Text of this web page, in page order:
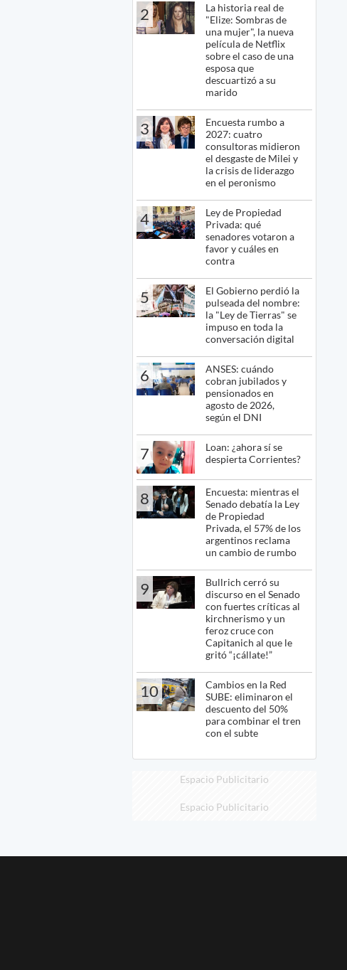
2
La historia real de
"Elize: Sombras de
una mujer", la nueva
película de Netflix
sobre el caso de una
esposa que
descuartizó a su
marido
3
Encuesta rumbo a
2027: cuatro
consultoras midieron
el desgaste de Milei y
la crisis de liderazgo
en el peronismo
4
Ley de Propiedad
Privada: qué
senadores votaron a
favor y cuáles en
contra
5
El Gobierno perdió la
pulseada del nombre:
la "Ley de Tierras" se
impuso en toda la
conversación digital
6
ANSES: cuándo
cobran jubilados y
pensionados en
agosto de 2026,
según el DNI
7
Loan: ¿ahora sí se
despierta Corrientes?
8
Encuesta: mientras el
Senado debatía la Ley
de Propiedad
Privada, el 57% de los
argentinos reclama
un cambio de rumbo
9
Bullrich cerró su
discurso en el Senado
con fuertes críticas al
kirchnerismo y un
feroz cruce con
Capitanich al que le
gritó “¡cállate!”
10
Cambios en la Red
SUBE: eliminaron el
descuento del 50%
para combinar el tren
con el subte
Espacio Publicitario
Espacio Publicitario